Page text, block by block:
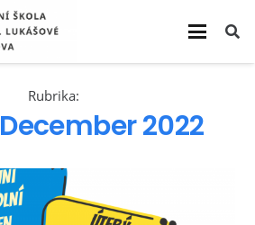
Rubrika:
December 2022